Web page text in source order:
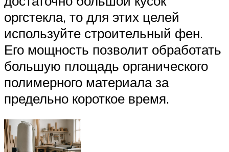
оргстекла, то для этих целей
используйте строительный фен.
Его мощность позволит обработать
большую площадь органического
полимерного материала за
предельно короткое время.